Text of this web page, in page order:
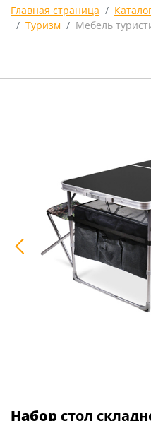
Главная страница
Туризм
Мебель
Набор стол